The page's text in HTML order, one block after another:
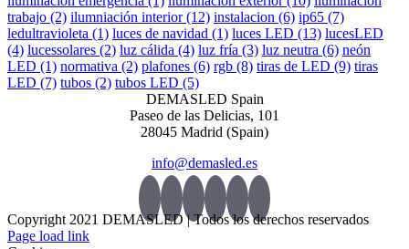
trabajo (2) ilumniación interior(12) instalacion (6) ip65 (7)
ledultravioleta (1) luces de navidad (1) luces LED (13) lucesLED
(4) lucessolares (2) luz cálida (4) luz fría (3) luz neutra (6) neón
LED (1) normativa (2) plafones (6) rgb (8) tiras de LED (9) tiras
LED (7) tubos (2) tubos LED (5)
DEMASLED Spain
Paseo de las Delicias, 101
28045 Madrid (Spain)
info@demasled.es
Copyright 2021 DEMASLED | Todos los derechos reservados
Page load link